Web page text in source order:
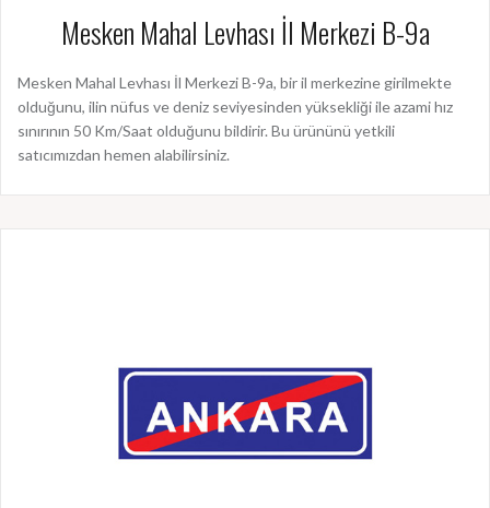
Mesken Mahal Levhası İl Merkezi B-9a
Mesken Mahal Levhası İl Merkezi B-9a, bir il merkezine girilmekte
olduğunu, ilin nüfus ve deniz seviyesinden yüksekliği ile azami hız
sınırının 50 Km/Saat olduğunu bildirir. Bu ürününü yetkili
satıcımızdan hemen alabilirsiniz.